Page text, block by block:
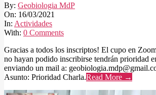
2021-
03-
16
By: Geobiologia MdP
On: 16/03/2021
In: Actividades
With: 0 Comments
Gracias a todos los inscriptos! El cupo en
no hayan podido inscribirse tendrán prioridad
enviando un mail a:
Asunto: Prioridad Charla.Read More →